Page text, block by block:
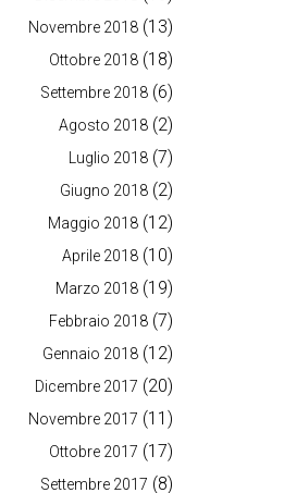
Novembre 2018 (13)
Ottobre 2018 (18)
Settembre 2018 (6)
Agosto 2018 (2)
Luglio 2018 (7)
Giugno 2018 (2)
Maggio 2018 (12)
Aprile 2018 (10)
Marzo 2018 (19)
Febbraio 2018 (7)
Gennaio 2018 (12)
Dicembre 2017 (20)
Novembre 2017 (11)
Ottobre 2017 (17)
Settembre 2017 (8)